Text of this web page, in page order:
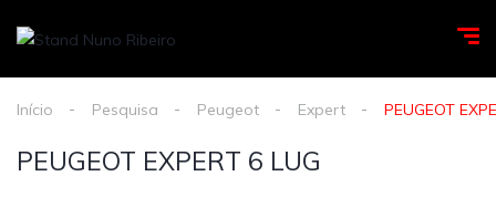
Início Pesquisa Peugeot Expert PEUGEOT
PEUGEOT EXPERT 6 LUG